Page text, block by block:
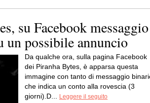
su Facebook messaggio
un possibile annuncio
Da qualche ora, sulla pagina Facebook
dei Piranha Bytes, è apparsa questa
immagine con tanto di messaggio
che indica un conto alla rovescia (3
giorni).D...
Leggere il seguito